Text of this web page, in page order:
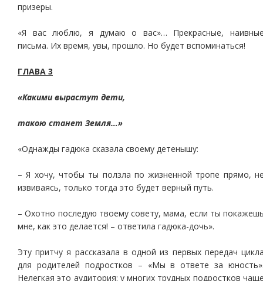
призеры.
«Я вас люблю, я думаю о вас»… Прекрасные,
письма. Их время, увы, прошло. Но будет вспоминаться!
ГЛАВА 3
«Какими вырастут дети,
такою станет Земля…»
«Однажды гадюка сказала своему детенышу:
– Я хочу, чтобы ты ползла по жизненной тропе прямо,
извиваясь, только тогда это будет верный путь.
– Охотно последую твоему совету, мама, если ты
мне, как это делается! – ответила гадюка-дочь».
Эту притчу я рассказала в одной из первых передач
для родителей подростков – «Мы в ответе за
Нелегкая это аудитория: у многих трудных подростков